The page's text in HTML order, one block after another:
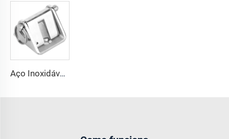
Aço Inoxidável 316 Barco Âncora Corrente Parada Trava